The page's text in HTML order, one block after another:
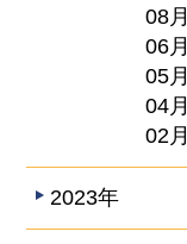
08月
06月
05月
04月
02月
2023年